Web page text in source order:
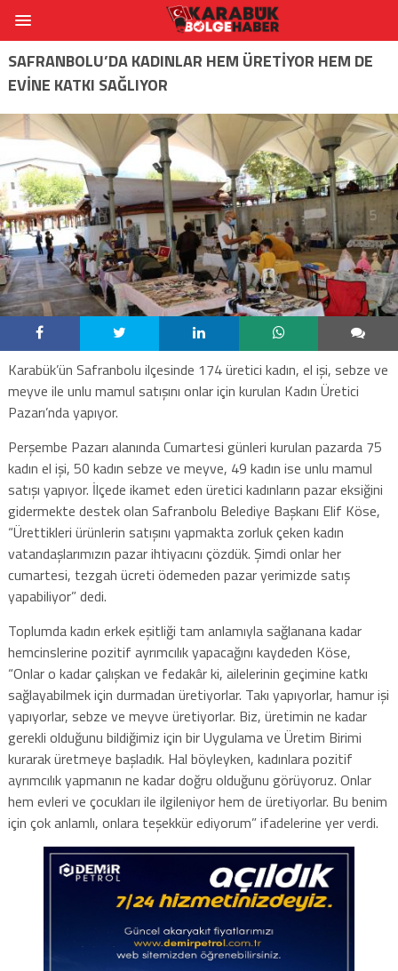
SAFRANBOLU’DA KADINLAR HEM ÜRETİYOR HEM DE
EVİNE KATKI SAĞLIYOR
Karabük’ün Safranbolu ilçesinde 174 üretici kadın, el işi, sebze ve
meyve ile unlu mamul satışını onlar için kurulan Kadın Üretici
Pazarı’nda yapıyor.
Perşembe Pazarı alanında Cumartesi günleri kurulan pazarda 75
kadın el işi, 50 kadın sebze ve meyve, 49 kadın ise unlu mamul
satışı yapıyor. İlçede ikamet eden üretici kadınların pazar eksiğini
gidermekte destek olan Safranbolu Belediye Başkanı Elif Köse,
“Ürettikleri ürünlerin satışını yapmakta zorluk çeken kadın
vatandaşlarımızın pazar ihtiyacını çözdük. Şimdi onlar her
cumartesi, tezgah ücreti ödemeden pazar yerimizde satış
yapabiliyor” dedi.
Toplumda kadın erkek eşitliği tam anlamıyla sağlanana kadar
hemcinslerine pozitif ayrımcılık yapacağını kaydeden Köse,
“Onlar o kadar çalışkan ve fedakâr ki, ailelerinin geçimine katkı
sağlayabilmek için durmadan üretiyorlar. Takı yapıyorlar, hamur işi
yapıyorlar, sebze ve meyve üretiyorlar. Biz, üretimin ne kadar
gerekli olduğunu bildiğimiz için bir Uygulama ve Üretim Birimi
kurarak üretmeye başladık. Hal böyleyken, kadınlara pozitif
ayrımcılık yapmanın ne kadar doğru olduğunu görüyoruz. Onlar
hem evleri ve çocukları ile ilgileniyor hem de üretiyorlar. Bu benim
için çok anlamlı, onlara teşekkür ediyorum” ifadelerine yer verdi.